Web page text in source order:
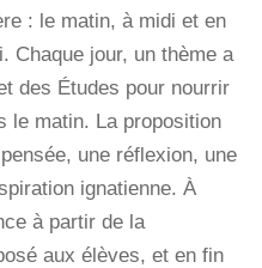
: le matin, à midi et en
Chaque jour, un thème a
des Études pour nourrir
le matin. La proposition
une réflexion, une
ignatienne. À
à partir de la
aux élèves, et en fin